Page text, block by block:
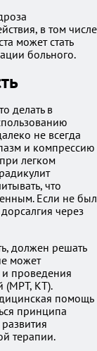
в том числе
может стать
больного.
делать в
не всегда
и компрессию
легком
что
Если не был
через
должен решать
может
и проведения
(МРТ, КТ).
помощь
принципа
терапии.